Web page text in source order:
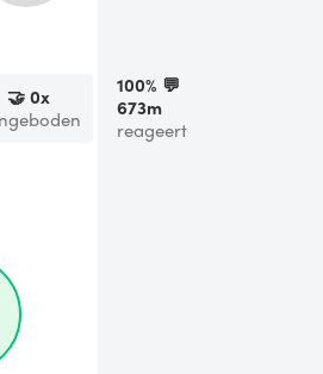
🤝0x
100% 💬
673m
reageert